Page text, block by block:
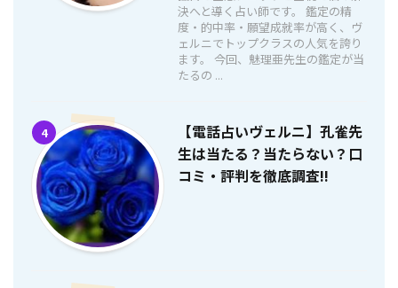
決へと導く占い師です。 鑑定の精
度・的中率・願望成就率が高く、ヴ
ェルニでトップクラスの人気を誇り
ます。 今回、魅理亜先生の鑑定が当
たるの ...
4
【電話占いヴェルニ】孔雀先
生は当たる？当たらない？口
コミ・評判を徹底調査!!